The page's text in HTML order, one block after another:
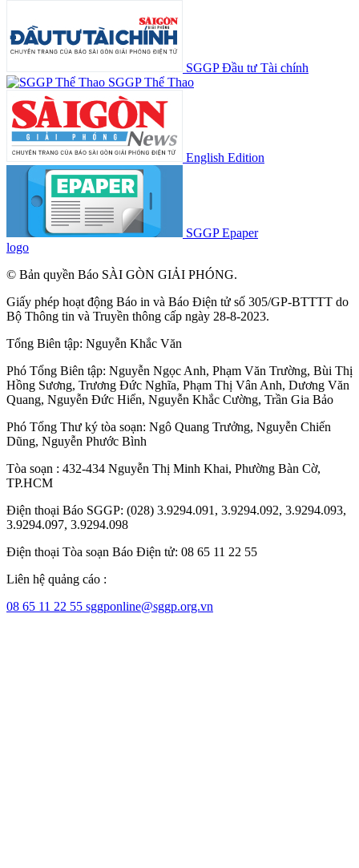
SGGP Đầu tư Tài chính
SGGP Thể Thao
English Edition
SGGP Epaper
logo
© Bản quyền Báo SÀI GÒN GIẢI PHÓNG.
Giấy phép hoạt động Báo in và Báo Điện tử số 305/GP-BTTTT do
Bộ Thông tin và Truyền thông cấp ngày 28-8-2023.
Tổng Biên tập: Nguyễn Khắc Văn
Phó Tổng Biên tập: Nguyễn Ngọc Anh, Phạm Văn Trường, Bùi Thị
Hồng Sương, Trương Đức Nghĩa, Phạm Thị Vân Anh, Dương Văn
Quang, Nguyễn Đức Hiển, Nguyễn Khắc Cường, Trần Gia Bảo
Phó Tổng Thư ký tòa soạn: Ngô Quang Trưởng, Nguyễn Chiến
Dũng, Nguyễn Phước Bình
Tòa soạn : 432-434 Nguyễn Thị Minh Khai, Phường Bàn Cờ,
TP.HCM
Điện thoại Báo SGGP: (028) 3.9294.091, 3.9294.092, 3.9294.093,
3.9294.097, 3.9294.098
Điện thoại Tòa soạn Báo Điện tử: 08 65 11 22 55
Liên hệ quảng cáo :
08 65 11 22 55 sggponline@sggp.org.vn